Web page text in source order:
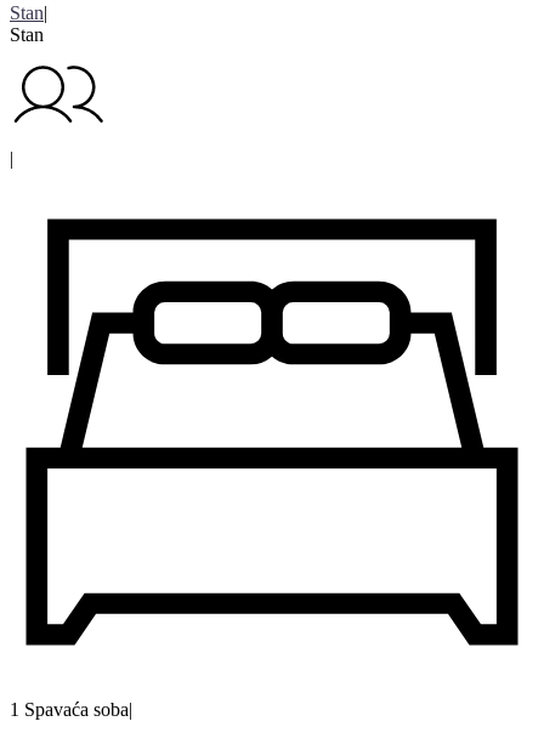
Stan|
Stan
|
1 Spavaća soba|